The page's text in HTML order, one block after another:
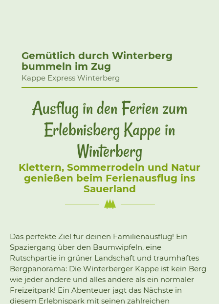
Gemütlich durch Winterberg
bummeln im Zug
Kappe Express Winterberg
Ausflug in den Ferien zum
Erlebnisberg Kappe in
Winterberg
Klettern, Sommerrodeln und Natur
genießen beim Ferienausflug ins
Sauerland
Das perfekte Ziel für deinen Familienausflug! Ein
Spaziergang über den Baumwipfeln, eine
Rutschpartie in grüner Landschaft und traumhaftes
Bergpanorama: Die Winterberger Kappe ist kein Berg
wie jeder andere und alles andere als ein normaler
Freizeitpark! Ein Abenteuer jagt das Nächste in
diesem Erlebnispark mit seinen zahlreichen